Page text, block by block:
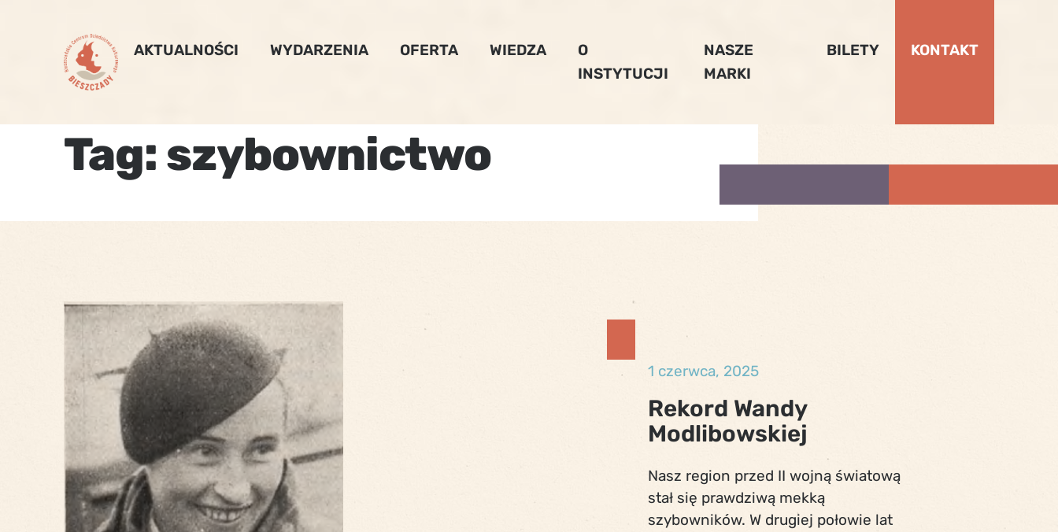
AKTUALNOŚCI WYDARZENIA OFERTA WIEDZA
O
INSTYTUCJI
NASZE
MARKI
BILETY KONTAKT
Tag: szybownictwo
1 czerwca, 2025
Rekord Wandy
Modlibowskiej
Nasz region przed II wojną światową
stał się prawdziwą mekką
szybowników. W drugiej połowie lat